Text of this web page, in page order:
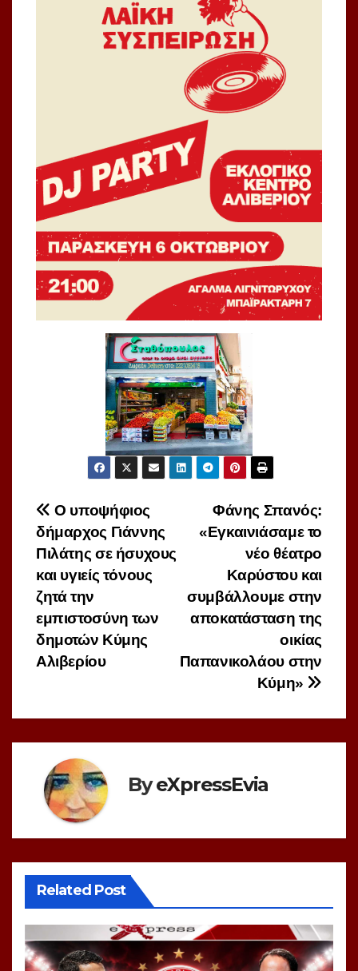
Πλοήγηση
άρθρων
Φάνης Σπανός:
«Εγκαινιάσαμε το
νέο θέατρο
Καρύστου και
συμβάλλουμε στην
αποκατάσταση της
οικίας
Παπανικολάου στην
Κύμη»
Ο υποψήφιος
δήμαρχος Γιάννης
Πιλάτης σε ήσυχους
και υγιείς τόνους
ζητά την
εμπιστοσύνη των
δημοτών Κύμης
Αλιβερίου
ByeXpressEvia
Related Post